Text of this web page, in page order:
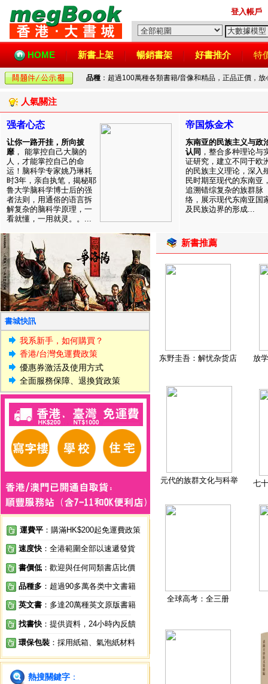
登入帳戶
HOME 新書上架 暢銷書架 好書推介 特
品種 ：超過100萬種各類書籍/音像和精品，正品正價，
人氣關注
强者心态
让你一路开挂，所向披
靡 ， 能掌控自己大脑的
人，才能掌控自己的命
运！脑科学专家姚乃琳耗
时3年，亲自执笔，揭秘耶
鲁大学脑科学博士后的强
者法则，用通俗的语言拆
解复杂的脑科学原理，一
看就懂，一用就灵。。...
帝国炼金术
东南亚的民族主义与政
认同 ，整合多种理论与
证研究，建立不同于欧
的民族主义理论，深入
民时期至现代的东南亚
追溯错综复杂的族群脉
络，展示现代东南亚国
及民族边界的形成...
書城快訊
我系新手，如何購買？
香港/台灣免運費政策
優惠券激活及使用方式
全面服務保障、退換貨政策
運費平 ：購滿HK$200起免運費政策
速度快 ：全港範圍全部以速遞發貨
書價低 ：歡迎與任何同類書店比價
品種多 ：超過90多萬各类中文書籍
英文書 ：多達20萬種英文原版書籍
找書快 ：提供資料，24小時內反饋
環保包裝 ：採用紙箱、氣泡紙材料
熱搜關鍵字 ：
新書推薦
东野圭吾：解忧杂货店 放
元代的族群文化与科举 七
全球高考：全三册